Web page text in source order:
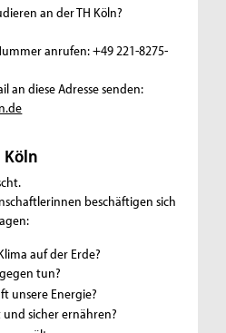
an der TH Köln?
anrufen: +49 221-8275-
an diese Adresse senden:
Köln
beschäftigen sich
auf der Erde?
tun?
unsere Energie?
sicher ernähren?